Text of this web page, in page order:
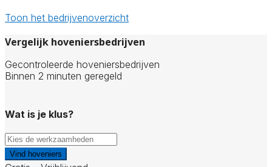
Toon het bedrijvenoverzicht
Vergelijk hoveniersbedrijven
Gecontroleerde hoveniersbedrijven
Binnen 2 minuten geregeld
Wat is je klus?
Vind hoveniers